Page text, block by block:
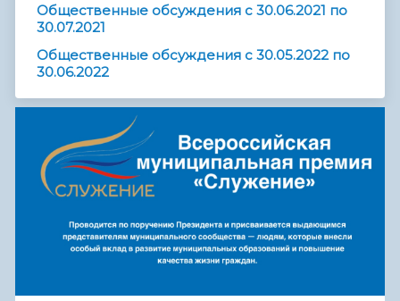
Общественные обсуждения с 30.06.2021 по
30.07.2021
Общественные обсуждения с 30.05.2022 по
30.06.2022